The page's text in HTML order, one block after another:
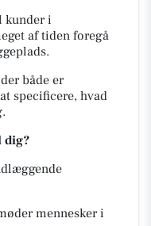
kunder i
af tiden foregå
både er
specificere, hvad
dig?
mennesker i